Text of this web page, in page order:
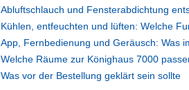
Abluftschlauch und Fensterabdichtung
Kühlen, entfeuchten und lüften: Welche
App, Fernbedienung und Geräusch: Was
Welche Räume zur Könighaus 7000
Was vor der Bestellung geklärt sein sollte